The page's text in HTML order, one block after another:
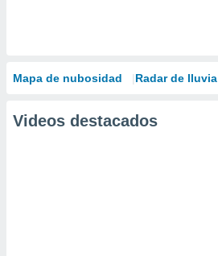
Mapa de nubosidad Radar de lluvia
Videos destacados